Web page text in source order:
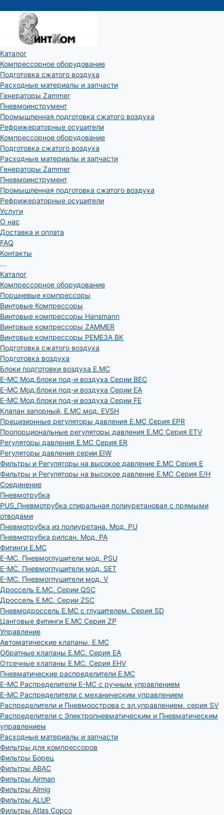
Каталог
Компрессорное оборудование
Подготовка сжатого воздуха
Расходные материалы и запчасти
Генераторы Zammer
Пневмоинструмент
Промышленная подготовка сжатого воздуха
Рефрижераторные осушители
Компрессорное оборудование
Подготовка сжатого воздуха
Расходные материалы и запчасти
Генераторы Zammer
Пневмоинструмент
Промышленная подготовка сжатого воздуха
Рефрижераторные осушители
Услуги
О нас
Доставка и оплата
FAQ
Контакты
...
Каталог
Компрессорное оборудование
Поршневые компрессоры
Винтовые Компрессоры
Винтовые компрессоры Hansmann
Винтовые компрессоры ZAMMER
Винтовые компрессоры РЕМЕЗА ВК
Подготовка сжатого воздуха
Подготовка воздуха
Блоки подготовки воздуха E.MC
E-MC Мод.блоки под-и воздуха Серии BEC
E-MC Мод.блоки под-и воздуха Серии EA
E-MC Мод.блоки под-и воздуха Серии FE
Клапан запорный, E.MC мод. EVSH
Прецизионные регуляторы давления E.MC Серия EPR
Пропорциональные регуляторы давления E.MC Серия ETV
Регуляторы давления E.MC Серия ER
Регуляторы давления серии EIW
Фильтры и Регуляторы на высокое давление E.MC Серия E
Фильтры и Регуляторы на высокое давление E.MC Серия E/H
Соединение
Пневмотрубка
PUS_Пневмотрубка спиральная полиуретановая с прямыми
отводами
Пневмотрубка из полиуретана. Мод. РU
Пневмотрубка рилсан. Мод. PA
Фитинги E.MC
E-MC. Пневмоглушители мод. PSU
E-MC. Пневмоглушители мод. SET
E-MC. Пневмоглушители мод. V
Дроссель E.MC. Серии QSC
Дроссель E.MC. Серии ZSC
Пневмодроссель E.MC с глушителем. Серия SD
Цанговые фитинги E.MC Серия ZP
Управление
Автоматические клапаны, Е.МС
Обратные клапаны E.MC. Серия EA
Отсечные клапаны E.MC. Серия EHV
Пневматические распределители E.MC
E-MC Распределители E-MC с ручным управлением
E-MC Распределители с механическим управлением
Распределители и Пневмоострова с эл.управлением. серия SV
Распределители с Электропневматическим и Пневматическим
управлением
Расходные материалы и запчасти
Фильтры для компрессоров
Фильтры Борец
Фильтры ABAC
Фильтры Airman
Фильтры Almig
Фильтры ALUP
Фильтры Atlas Copco